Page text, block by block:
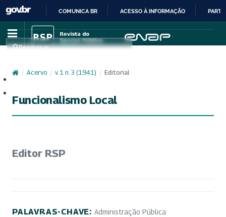
IR
PARA
CONTEÚDO
COMUNICA BR ACESSO À INFORMAÇÃO
Pesquisar
/ Acervo / v. 1 n. 3 (1941) / Editorial
Funcionalismo Local
Editor RSP
PALAVRAS-CHAVE: Administração Pública